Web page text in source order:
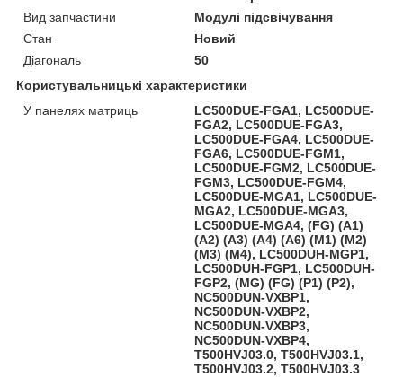
Вид запчастини
Модулі підсвічування
Стан
Новий
Діагональ
50
Користувальницькі характеристики
У панелях матриць
LC500DUE-FGA1, LC500DUE-
FGA2, LC500DUE-FGA3,
LC500DUE-FGA4, LC500DUE-
FGA6, LC500DUE-FGM1,
LC500DUE-FGM2, LC500DUE-
FGM3, LC500DUE-FGM4,
LC500DUE-MGA1, LC500DUE-
MGA2, LC500DUE-MGA3,
LC500DUE-MGA4, (FG) (A1)
(A2) (A3) (A4) (A6) (M1) (M2)
(M3) (M4), LC500DUH-MGP1,
LC500DUH-FGP1, LC500DUH-
FGP2, (MG) (FG) (P1) (P2),
NC500DUN-VXBP1,
NC500DUN-VXBP2,
NC500DUN-VXBP3,
NC500DUN-VXBP4,
T500HVJ03.0, T500HVJ03.1,
T500HVJ03.2, T500HVJ03.3